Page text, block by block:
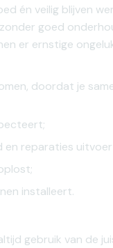
én veilig blijven
goed
er ernstige
doordat je
en reparaties
installeert.
gebruik van de